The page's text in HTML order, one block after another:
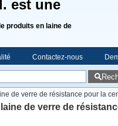
est une
produits en laine de
Contactez-nous
de verre de résistance pour la
de verre de